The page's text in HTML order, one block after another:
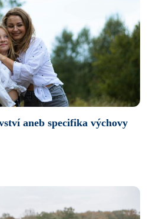
aneb specifika výchovy